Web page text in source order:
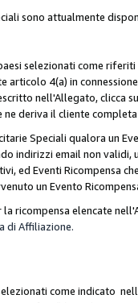
sono attualmente
selezionati come
articolo 4(a) in
nell'Allegato, clicca
ne deriva il cliente
Speciali qualora un
indirizzi email non
ed Eventi Ricompensa
un Evento
ricompensa elencate
di Affiliazione.
come indicato